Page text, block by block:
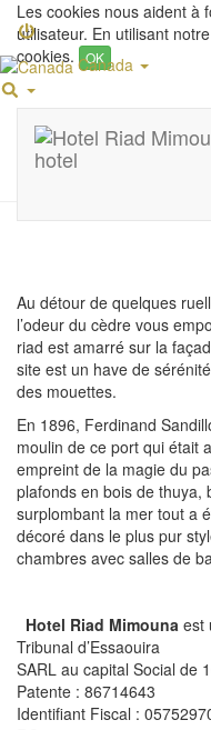
Les cookies nous aident à
utilisateur. En utilisant
cookies.
OK
Canada
Mentions
Au détour de quelques
l’odeur du cèdre vous
riad est amarré sur la
site est un have de
des mouettes.
En 1896, Ferdinand
moulin de ce port qui était
empreint de la magie du
plafonds en bois de thuya,
surplombant la mer tout a
décoré dans le plus pur
chambres avec salles de
Hotel Riad Mimouna est
Tribunal d’Essaouira
SARL au capital Social de
Patente : 86714643
Identifiant Fiscal :